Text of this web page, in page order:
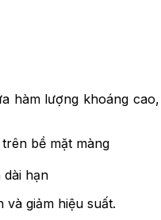
hàm lượng khoáng
bề mặt màng
hạn
và giảm hiệu suất.